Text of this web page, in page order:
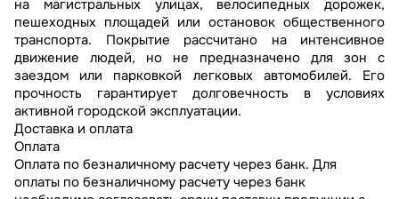
на магистральных улицах, велосипедных дорожек,
пешеходных площадей или остановок общественного
транспорта. Покрытие рассчитано на интенсивное
движение людей, но не предназначено для зон с
заездом или парковкой легковых автомобилей. Его
прочность гарантирует долговечность в условиях
активной городской эксплуатации.
Доставка и оплата
Оплата
Оплата по безналичному расчету через банк. Для
оплаты по безналичному расчету через банк